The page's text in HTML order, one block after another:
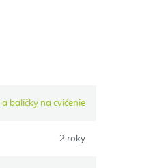
a balíčky na cvičenie
2 roky